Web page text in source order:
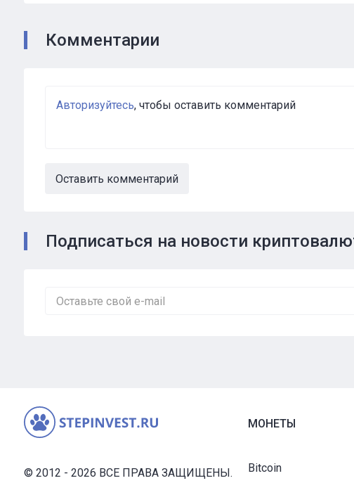
Комментарии
Авторизуйтесь, чтобы оставить комментарий
Оставить комментарий
Подписаться на новости
© 2012 - 2026 ВСЕ ПРАВА ЗАЩИЩЕНЫ.
МОНЕТЫ
Bitcoin